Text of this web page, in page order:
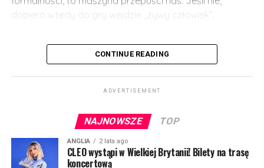
dopiero wtedy do gry wejdzie „żywy człowiek”.
mieszkają w UK i albo mają brytyjski paszport albo
To, co będzie ułatwieniem dla legalnie żyjących tu
Polaków i innych „nie-brytyjskich” obywateli, sprawi
pewną trudność turystom czy naszym rodzinom, które
CONTINUE READING
ADVERTISEMENT
NAJNOWSZE TOP
ANGLIA 2 lata ago
CLEO wystąpi w Wielkiej Brytanii! Bilety na trasę
koncertową